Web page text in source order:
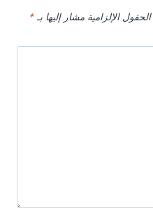
الحقول الإلزامية مشار إليها بـ *